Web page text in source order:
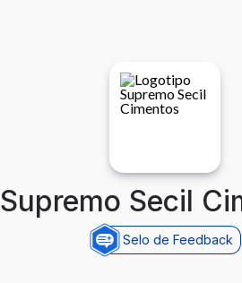
Supremo Secil
Selo de Feedback